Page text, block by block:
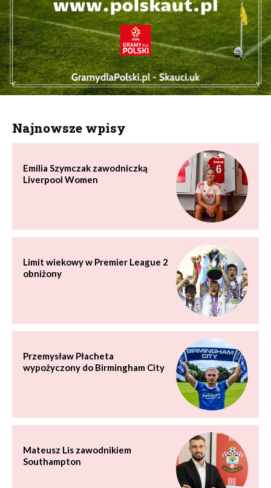
Najnowsze wpisy
Emilia Szymczak zawodniczką
Liverpool Women
Limit wiekowy w Premier League 2
obniżony
Przemysław Płacheta
wypożyczony do Birmingham City
Mateusz Lis zawodnikiem
Southampton